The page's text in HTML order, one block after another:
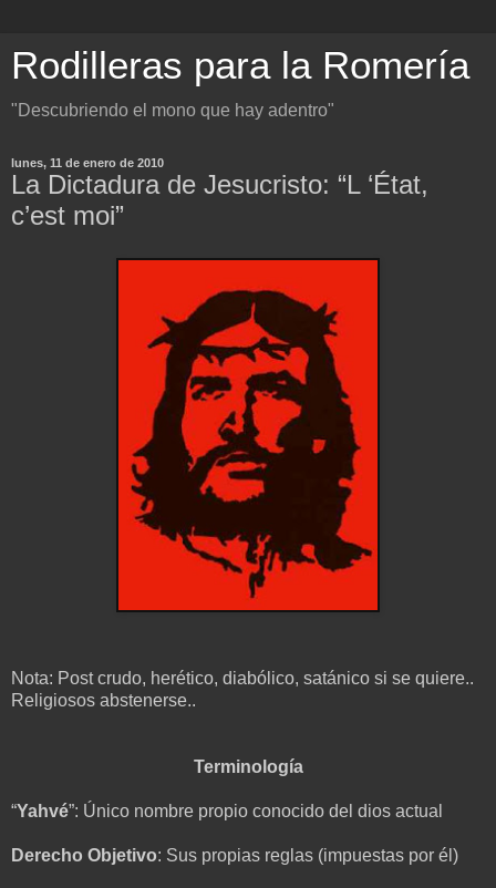
Rodilleras para la Romería
"Descubriendo el mono que hay adentro"
lunes, 11 de enero de 2010
La Dictadura de Jesucristo: “L ‘État,
c’est moi”
Nota: Post crudo, herético, diabólico, satánico si se quiere..
Religiosos abstenerse..
Terminología
“Yahvé”: Único nombre propio conocido del dios actual
Derecho Objetivo: Sus propias reglas (impuestas por él)